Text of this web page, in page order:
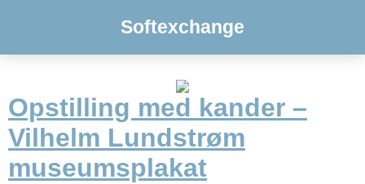
Softexchange
Opstilling med kander –
Vilhelm Lundstrøm
museumsplakat